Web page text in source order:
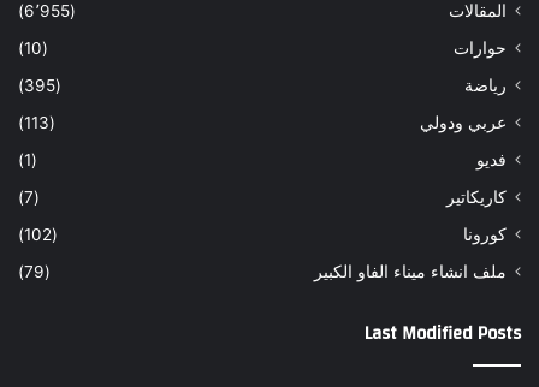
المقالات
(6٬955)
حوارات
(10)
رياضة
(395)
عربي ودولي
(113)
فديو
(1)
كاريكاتير
(7)
كورونا
(102)
ملف انشاء ميناء الفاو الكبير
(79)
Last Modified Posts